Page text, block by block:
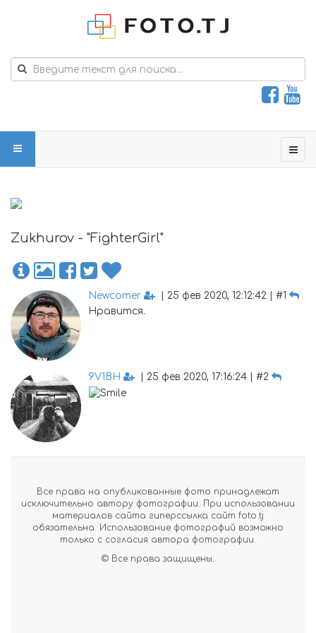
Zukhurov - "FighterGirl"
Newcomer
| 25 фев 2020, 12:12:42 | #1
Нравится.
9V1BH | 25 фев 2020, 17:16:24 | #2
Все права на опубликованные фото принадлежат
исключительно автору фотографии. При использовании
материалов сайта гиперссылка сайт foto.tj
обязательна. Использование фотографий возможно
только с согласия автора фотографии.
© Все права защищены.